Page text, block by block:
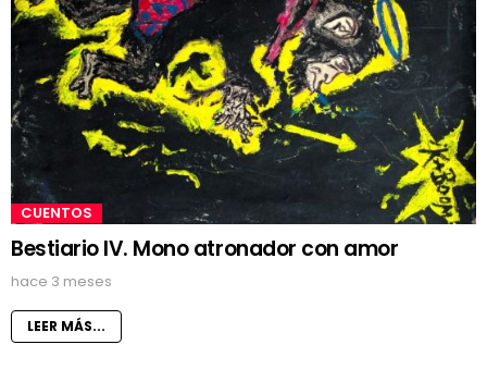
CUENTOS
Bestiario IV. Mono atronador con amor
hace 3 meses
LEER MÁS...